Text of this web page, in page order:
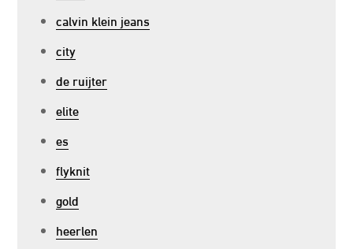
calvin klein jeans
city
de ruijter
elite
es
flyknit
gold
heerlen